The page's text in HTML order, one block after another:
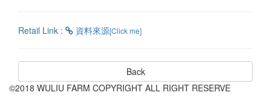
Retail Link : 資料來源[Click me]
Back
©2018 WULIU FARM COPYRIGHT ALL RIGHT RESERVE